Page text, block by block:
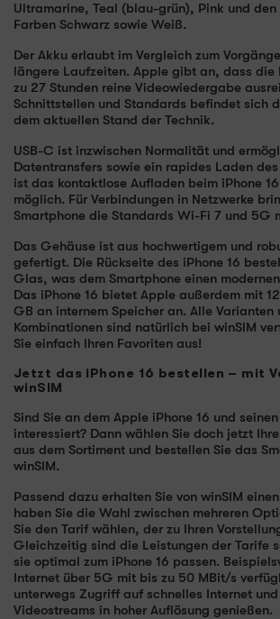
Ultramarine, Teal (blau-grün), Pink und
Farben Schwarz sowie Weiß.
Der Akku erlaubt im Vergleich zum
längere Laufzeiten. Apple gibt an, dass die
zu 27 Stunden reine Videowiedergabe
Schnittstellen und Standards befindet sich
dem aktuellen Stand der Technik.
USB-C ist inzwischen Normalität und
Datentransfers sowie ein rapides Laden
ist das kontaktlose Aufladen beim iPhone
möglich. Für Verbindungen in Netzwerke
Smartphone die Standards Wi-Fi 7 und 5G
Das Gehäuse ist aus hochwertigem und
gefertigt. Die Rückseite des iPhone 16
Glas, was dem Smartphone einen
Das iPhone 16 bietet Apple außerdem mit
GB an internem Speicher an. Alle Varianten
Kombinationen sind natürlich bei winSIM
Sie einfach Ihren Favoriten aus!
Jetzt das iPhone 16 bestellen – mit
winSIM
Sind Sie an dem Apple iPhone 16 und
interessiert? Dann wählen Sie doch jetzt
aus dem Sortiment und bestellen Sie das
winSIM.
Passend dazu erhalten Sie von winSIM
haben Sie die Wahl zwischen mehreren
Sie den Tarif wählen, der zu Ihren
Gleichzeitig sind die Leistungen der Tarife
sie optimal zum iPhone 16 passen.
Internet über 5G mit bis zu 50 MBit/s
unterwegs Zugriff auf schnelles Internet und
Videostreams in hoher Auflösung genießen.